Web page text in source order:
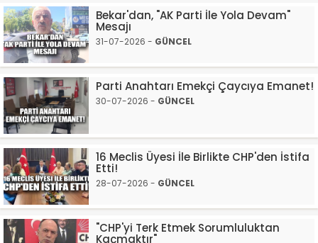
Bekar'dan, "AK Parti İle Yola Devam"
Mesajı​
31-07-2026 - GÜNCEL
​Parti Anahtarı Emekçi Çaycıya Emanet!
30-07-2026 - GÜNCEL
16 Meclis Üyesi İle Birlikte CHP'den İstifa
Etti!​
28-07-2026 - GÜNCEL
"CHP'yi Terk Etmek Sorumluluktan
Kaçmaktır"